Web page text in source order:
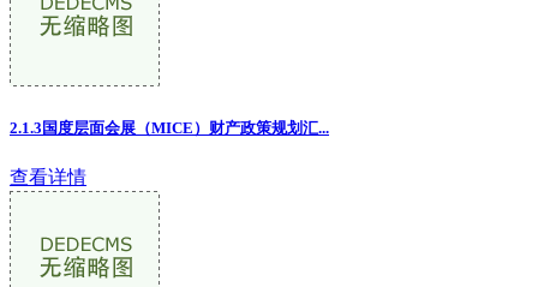
2.1.3国度层面会展（MICE）财产政策规划汇...
查看详情